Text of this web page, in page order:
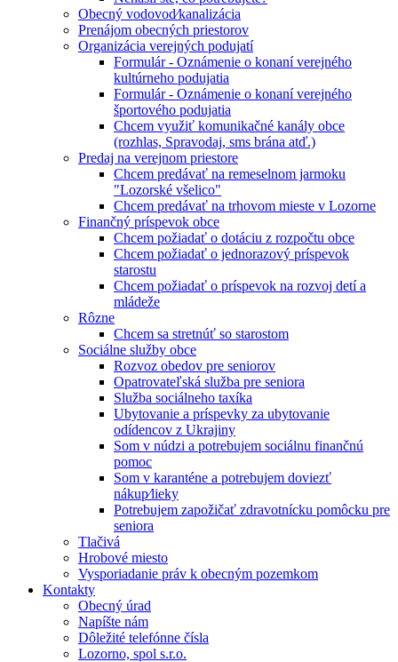
Obecný vodovod⁄kanalizácia
Prenájom obecných priestorov
Organizácia verejných podujatí
Formulár - Oznámenie o konaní verejného
kultúrneho podujatia
Formulár - Oznámenie o konaní verejného
športového podujatia
Chcem využiť komunikačné kanály obce
(rozhlas, Spravodaj, sms brána atď.)
Predaj na verejnom priestore
Chcem predávať na remeselnom jarmoku
"Lozorské všelico"
Chcem predávať na trhovom mieste v Lozorne
Finančný príspevok obce
Chcem požiadať o dotáciu z rozpočtu obce
Chcem požiadať o jednorazový príspevok
starostu
Chcem požiadať o príspevok na rozvoj detí a
mládeže
Rôzne
Chcem sa stretnúť so starostom
Sociálne služby obce
Rozvoz obedov pre seniorov
Opatrovateľská služba pre seniora
Služba sociálneho taxíka
Ubytovanie a príspevky za ubytovanie
odídencov z Ukrajiny
Som v núdzi a potrebujem sociálnu finančnú
pomoc
Som v karanténe a potrebujem doviezť
nákup⁄lieky
Potrebujem zapožičať zdravotnícku pomôcku pre
seniora
Tlačivá
Hrobové miesto
Vysporiadanie práv k obecným pozemkom
Kontakty
Obecný úrad
Napíšte nám
Dôležité telefónne čísla
Lozorno, spol s.r.o.